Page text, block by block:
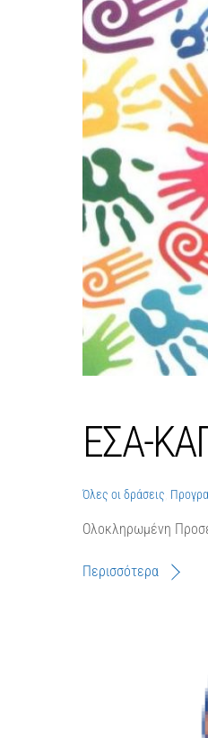
ΕΣΑ-
Όλες οι δράσεις
Ολοκληρωμένη
Περισσότερα